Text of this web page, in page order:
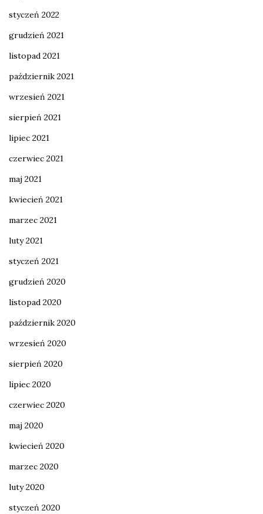
styczeń 2022
grudzień 2021
listopad 2021
październik 2021
wrzesień 2021
sierpień 2021
lipiec 2021
czerwiec 2021
maj 2021
kwiecień 2021
marzec 2021
luty 2021
styczeń 2021
grudzień 2020
listopad 2020
październik 2020
wrzesień 2020
sierpień 2020
lipiec 2020
czerwiec 2020
maj 2020
kwiecień 2020
marzec 2020
luty 2020
styczeń 2020